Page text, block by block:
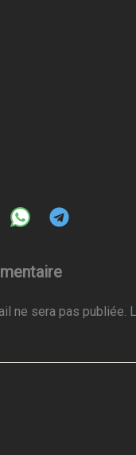
ne sera pas publiée.